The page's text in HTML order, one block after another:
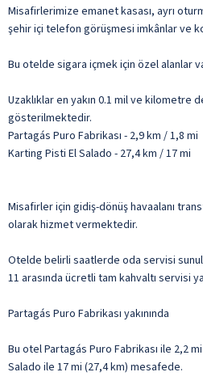
Misafirlerimize emanet kasası, ayrı
şehir içi telefon görüşmesi imkânlar ve
Bu otelde sigara içmek için özel alanlar
Uzaklıklar en yakın 0.1 mil ve kilometre
gösterilmektedir.
Partagás Puro Fabrikası - 2,9 km / 1,8 mi
Karting Pisti El Salado - 27,4 km / 17 mi
Misafirler için gidiş-dönüş havaalanı
olarak hizmet vermektedir.
Otelde belirli saatlerde oda servisi
11 arasında ücretli tam kahvaltı servisi
Partagás Puro Fabrikası yakınında
Bu otel Partagás Puro Fabrikası ile 2,2
Salado ile 17 mi (27,4 km) mesafede.